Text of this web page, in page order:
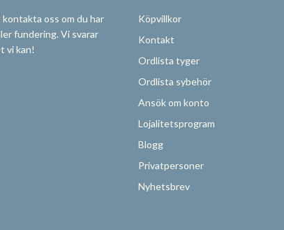
oss om du har
fundering. Vi svarar
vi kan!
Köpvillkor
Kontakt
Ordlista tyger
Ordlista sybehör
Ansök om konto
Lojalitetsprogram
Blogg
Privatpersoner
Nyhetsbrev